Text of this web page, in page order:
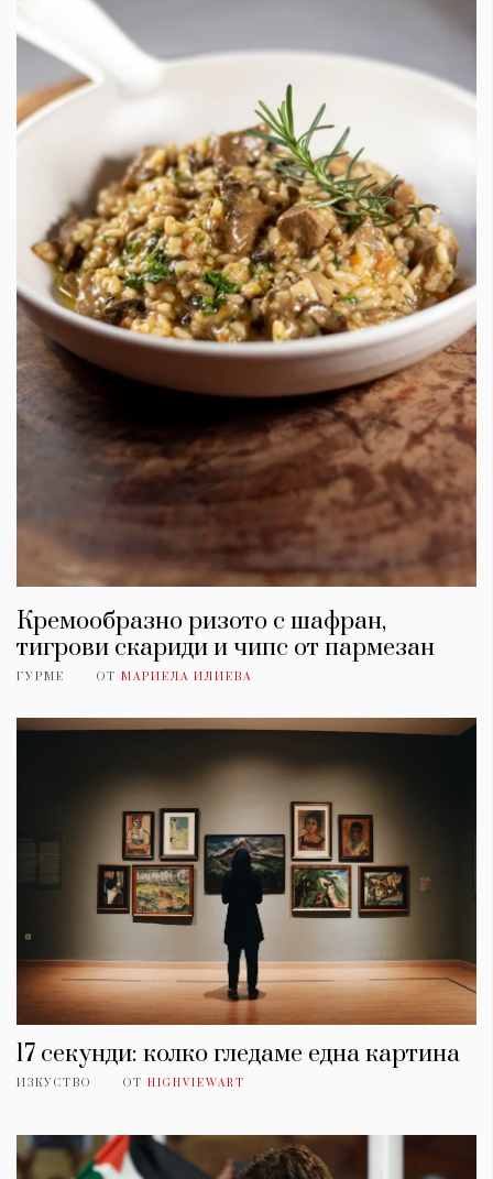
Кремообразно ризото с шафран,
тигрови скариди и чипс от пармезан
ГУРМЕ ОТ МАРИЕЛА ИЛИЕВА
17 секунди: колко гледаме една картина
ИЗКУСТВО ОТ HIGHVIEWART